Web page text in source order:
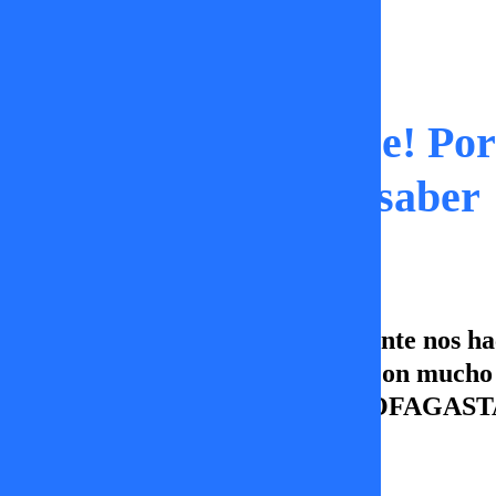
¡Basta de esconderse!
que la gente quiere saber
¡Directo desde Antofagasta, la gente nos
ellas con malicia y otras tantas, con
de Tal Cual, HOY DESDE